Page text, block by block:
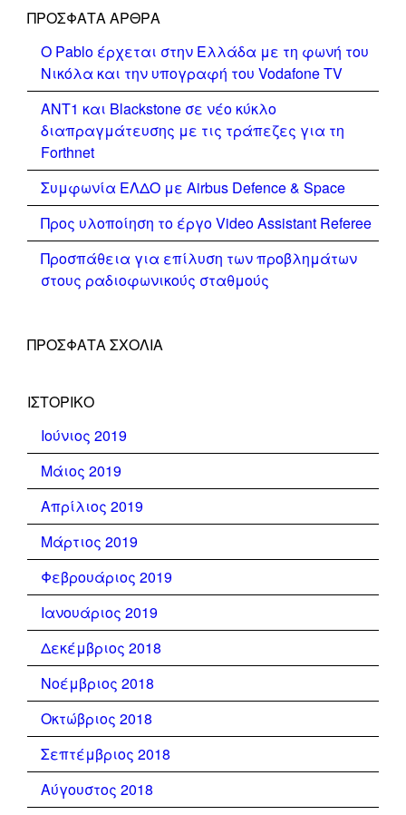
ΠΡΌΣΦΑΤΑ ΆΡΘΡΑ
Ο Pablo έρχεται στην Ελλάδα με τη φωνή του
Νικόλα και την υπογραφή του Vodafone TV
ΑΝΤ1 και Blackstone σε νέο κύκλο
διαπραγμάτευσης με τις τράπεζες για τη
Forthnet
Συμφωνία ΕΛΔΟ με Airbus Defence & Space
Προς υλοποίηση το έργο Video Assistant Referee
Προσπάθεια για επίλυση των προβλημάτων
στους ραδιοφωνικούς σταθμούς
ΠΡΌΣΦΑΤΑ ΣΧΌΛΙΑ
ΙΣΤΟΡΙΚΌ
Ιούνιος 2019
Μάιος 2019
Απρίλιος 2019
Μάρτιος 2019
Φεβρουάριος 2019
Ιανουάριος 2019
Δεκέμβριος 2018
Νοέμβριος 2018
Οκτώβριος 2018
Σεπτέμβριος 2018
Αύγουστος 2018